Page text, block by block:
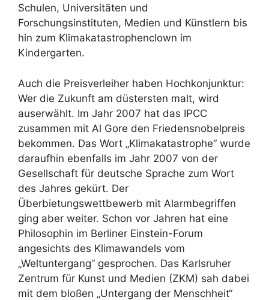
Schulen, Universitäten und
Forschungsinstituten, Medien und Künstlern bis
hin zum Klimakatastrophenclown im
Kindergarten.
Auch die Preisverleiher haben Hochkonjunktur:
Wer die Zukunft am düstersten malt, wird
auserwählt. Im Jahr 2007 hat das IPCC
zusammen mit Al Gore den Friedensnobelpreis
bekommen. Das Wort „Klimakatastrophe“ wurde
daraufhin ebenfalls im Jahr 2007 von der
Gesellschaft für deutsche Sprache zum Wort
des Jahres gekürt. Der
Überbietungswettbewerb mit Alarmbegriffen
ging aber weiter. Schon vor Jahren hat eine
Philosophin im Berliner Einstein-Forum
angesichts des Klimawandels vom
„Weltuntergang“ gesprochen. Das Karlsruher
Zentrum für Kunst und Medien (ZKM) sah dabei
mit dem bloßen „Untergang der Menschheit“